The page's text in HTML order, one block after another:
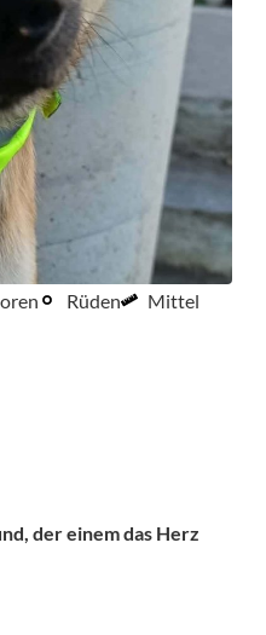
Rüden
Mittel
der einem das Herz